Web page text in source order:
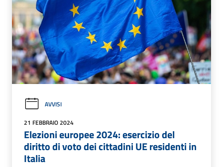
AVVISI
21 FEBBRAIO 2024
Elezioni europee 2024: esercizio del
diritto di voto dei cittadini UE residenti in
Italia